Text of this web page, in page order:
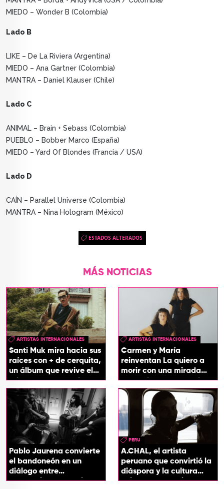
MIEDO – Wonder B (Colombia)
Lado B
LIKE – De La Riviera (Argentina)
MIEDO – Ana Gartner (Colombia)
MANTRA – Daniel Klauser (Chile)
Lado C
ANIMAL – Brain + Sebass (Colombia)
PUEBLO – Bobber Marco (España)
MIEDO – Yard Of Blondes (Francia / USA)
Lado D
CAÍN – Parallel Universe (Colombia)
MANTRA – Nina Hologram (México)
ESTADOS ALTERADOS
MÁS NOTICIAS
ARTISTAS INTERNACIONALES
Santi Muk mira hacia sus
raíces con + de cerquita,
un álbum que revive el
origen de sus canciones
ARTISTAS INTERNACIONALES
Carmen y María
reinventan La quiero a
morir con una mirada
entre el flamenco y el
soul
Pablo Jaurena convierte
el bandoneón en un
diálogo entre
generaciones con el
PERU
A.CHAL, el artista
peruano que convirtió la
diáspora y la cultura
chicha en su sonido